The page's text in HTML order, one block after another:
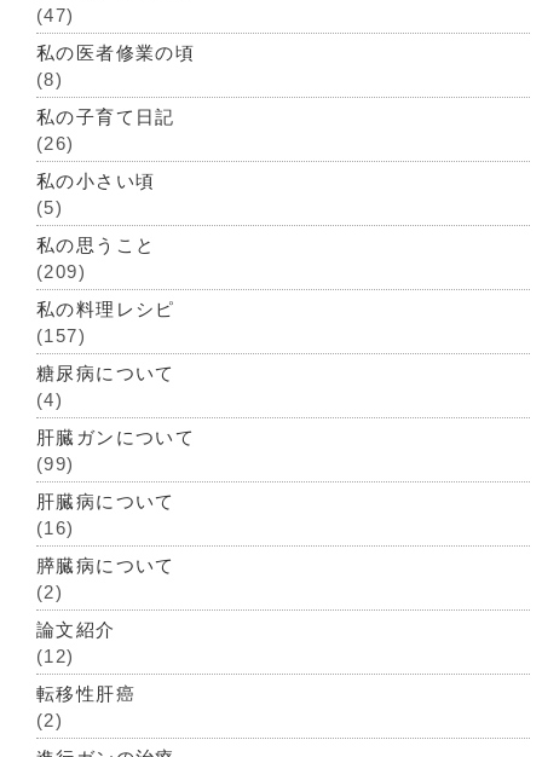
(47)
私の医者修業の頃
(8)
私の子育て日記
(26)
私の小さい頃
(5)
私の思うこと
(209)
私の料理レシピ
(157)
糖尿病について
(4)
肝臓ガンについて
(99)
肝臓病について
(16)
膵臓病について
(2)
論文紹介
(12)
転移性肝癌
(2)